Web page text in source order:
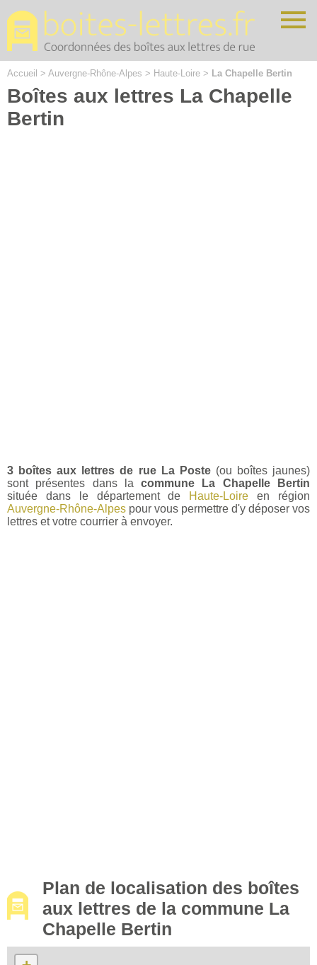
Accueil > Auvergne-Rhône-Alpes > Haute-Loire > La Chapelle Bertin
Boîtes aux lettres La Chapelle
Bertin
3 boîtes aux lettres de rue La Poste(ou boîtes jaunes)
sont présentes dans lacommune La Chapelle Bertin
située dans le département de
Haute-Loire en région
Auvergne-Rhône-Alpes pour vous permettre d'y déposer vos
lettres et votre courrier à envoyer.
Plan de localisation des boîtes
aux lettres de la commune La
Chapelle Bertin